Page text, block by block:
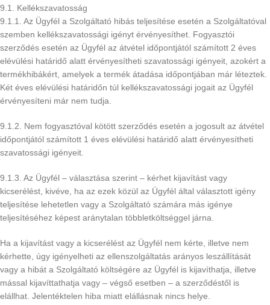
9.1. Kellékszavatosság
9.1.1. Az Ügyfél a Szolgáltató hibás teljesítése esetén a Szolgáltatóval
szemben kellékszavatossági igényt érvényesíthet. Fogyasztói
szerződés esetén az Ügyfél az átvétel időpontjától számított 2 éves
elévülési határidő alatt érvényesítheti szavatossági igényeit, azokért a
termékhibákért, amelyek a termék átadása időpontjában már léteztek.
Két éves elévülési határidőn túl kellékszavatossági jogait az Ügyfél
érvényesíteni már nem tudja.
9.1.2. Nem fogyasztóval kötött szerződés esetén a jogosult az átvétel
időpontjától számított 1 éves elévülési határidő alatt érvényesítheti
szavatossági igényeit.
9.1.3. Az Ügyfél – választása szerint – kérhet kijavítást vagy
kicserélést, kivéve, ha az ezek közül az Ügyfél által választott igény
teljesítése lehetetlen vagy a Szolgáltató számára más igénye
teljesítéséhez képest aránytalan többletköltséggel járna.
Ha a kijavítást vagy a kicserélést az Ügyfél nem kérte, illetve nem
kérhette, úgy igényelheti az ellenszolgáltatás arányos leszállítását
vagy a hibát a Szolgáltató költségére az Ügyfél is kijavíthatja, illetve
mással kijavíttathatja vagy – végső esetben – a szerződéstől is
elállhat. Jelentéktelen hiba miatt elállásnak nincs helye.